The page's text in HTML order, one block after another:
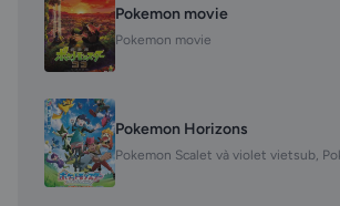
Pokemon movie
Pokemon movie
Pokemon Horizons
Pokemon Scalet và violet vietsub,